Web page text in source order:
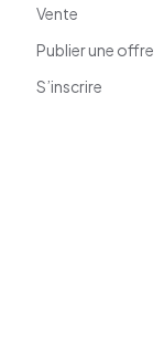
Vente
Publier une offre
S’inscrire